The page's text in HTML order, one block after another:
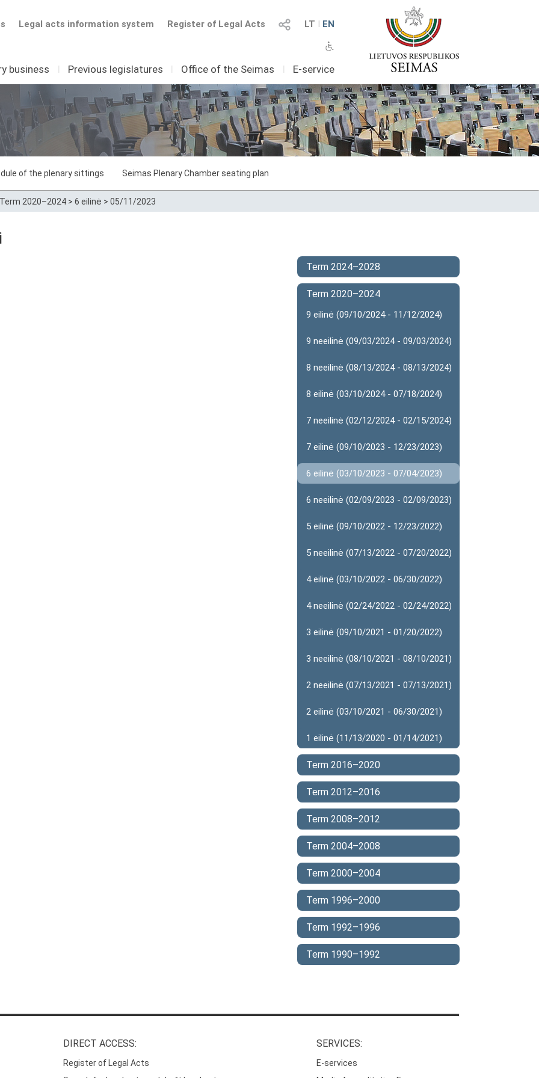
LT I EN
Register of Legal Acts
Legal acts information system
business I Previous legislatures I Office of the Seimas I E-service
of the plenary sittings Seimas Plenary Chamber seating plan
Term 2020–2024 > 6 eilinė > 05/11/2023
Term 2024–2028
Term 2020–2024
9 eilinė (09/10/2024 - 11/12/2024)
9 neeilinė (09/03/2024 - 09/03/2024)
8 neeilinė (08/13/2024 - 08/13/2024)
8 eilinė (03/10/2024 - 07/18/2024)
7 neeilinė (02/12/2024 - 02/15/2024)
7 eilinė (09/10/2023 - 12/23/2023)
6 eilinė (03/10/2023 - 07/04/2023)
6 neeilinė (02/09/2023 - 02/09/2023)
5 eilinė (09/10/2022 - 12/23/2022)
5 neeilinė (07/13/2022 - 07/20/2022)
4 eilinė (03/10/2022 - 06/30/2022)
4 neeilinė (02/24/2022 - 02/24/2022)
3 eilinė (09/10/2021 - 01/20/2022)
3 neeilinė (08/10/2021 - 08/10/2021)
2 neeilinė (07/13/2021 - 07/13/2021)
2 eilinė (03/10/2021 - 06/30/2021)
1 eilinė (11/13/2020 - 01/14/2021)
Term 2016–2020
Term 2012–2016
Term 2008–2012
Term 2004–2008
Term 2000–2004
Term 1996–2000
Term 1992–1996
Term 1990–1992
DIRECT ACCESS:
Register of Legal Acts
SERVICES:
E-services